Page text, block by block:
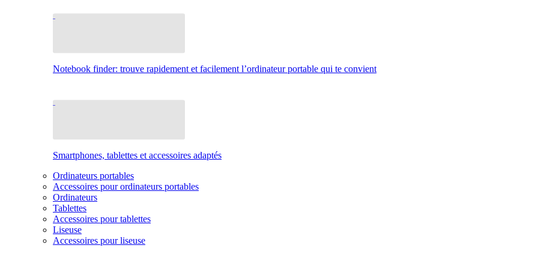
Notebook finder: trouve rapidement et facilement l’ordinateur portable qui te convient
Smartphones, tablettes et accessoires adaptés
Ordinateurs portables
Accessoires pour ordinateurs portables
Ordinateurs
Tablettes
Accessoires pour tablettes
Liseuse
Accessoires pour liseuse